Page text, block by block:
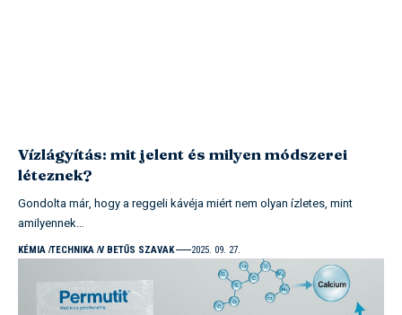
Vízlágyítás: mit jelent és milyen módszerei
léteznek?
Gondolta már, hogy a reggeli kávéja miért nem olyan ízletes, mint
amilyennek…
KÉMIA TECHNIKA V BETŰS SZAVAK 2025. 09. 27.